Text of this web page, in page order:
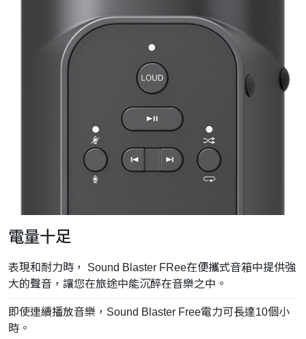
電量十足
表現和耐力時， Sound Blaster FRee在便攜式音箱中提供強
大的聲音，讓您在旅途中能沉醉在音樂之中。
即使連續播放音樂，Sound Blaster Free電力可長達10個小
時。